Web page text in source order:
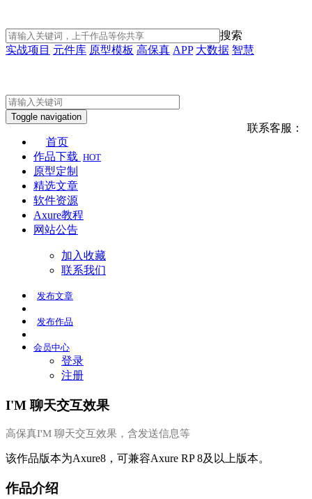
搜索
实战项目 元件库 原型模板 高保真 APP 大数据 智慧
联系客服：
Toggle navigation
首页
作品下载 HOT
原型定制
精选文章
软件资源
Axure教程
网站公告
加入收藏
联系我们
发布文章
发布作品
会员中心
登录
注册
I'M 聊天交互效果
高保真I'M 聊天交互效果，含发送信息等
该作品版本为Axure8，可兼容Axure RP 8及以上版本。
作品介绍